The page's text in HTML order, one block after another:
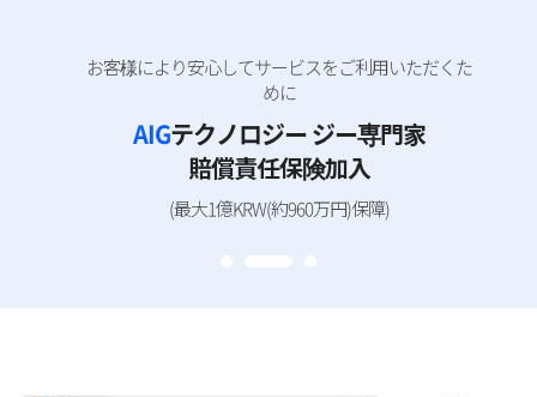
クラウダイク日本サービスOPEN!
日本サービス正式ローンチを記念し、
新規お客様向けに特別イベントを用意しまし
た。
お客様により安心してサービスをご利用いただくた
めに
AIGテクノロジー ジー専門家
賠償責任保険加入
(最大1億KRW(約960万円)保障)
スマートワークストレージ
クラウダイク
同期技術の特許を取得したクラウダイクのサービ
スを
30日間無料でお試しください！